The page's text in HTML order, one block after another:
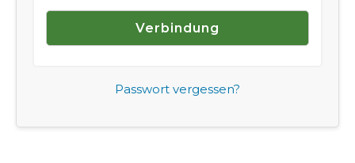
Passwort vergessen?